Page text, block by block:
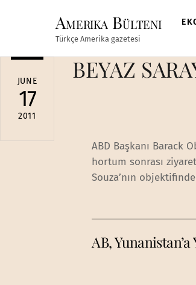
Amerika Bülteni
Türkçe Amerika gazetesi
JUNE
17
2011
BEYAZ
ABD Başkanı Barack
hortum sonrası
Souza’nın
AB,